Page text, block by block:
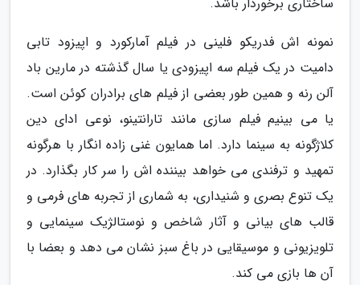
نمونه اش فدریکو فلینی در فیلم آمارکورد و اپیزود تابی
دامیت در یک فیلم سه اپیزودی یا سال گذشته در مارین باد
آلن رنه و همین طور بعضی از فیلم های برادران کوئن است.
یا می بینیم فیلم سازی مانند تارانتینو، نوعی ادای دین
کلاژگونه به سینما دارد. اما همایون غنی زاده انگار با هرگونه
تمهید و ترفندی می خواهد بیننده اش را سر کار بگذارد. در
یک تنوع بصری و شنیداری، به شماری از تجربه های فرمی و
قالب های بیانی و آثار شاخص و نوستالژیک سینمایی و
تلویزیونی و موسیقایی در باغ سبز نشان می دهد و بعضا با
آن ها بازی می کند.